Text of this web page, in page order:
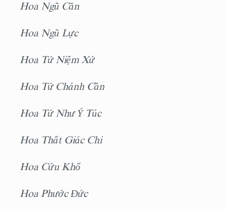
Hoa Ngũ Căn
Hoa Ngũ Lực
Hoa Tứ Niệm Xứ
Hoa Tứ Chánh Cần
Hoa Tứ Như Ý Túc
Hoa Thất Giác Chi
Hoa Cứu Khổ
Hoa Phước Đức